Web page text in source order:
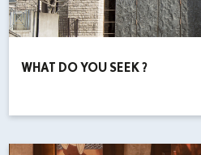
WHAT DO YOU SEEK ?